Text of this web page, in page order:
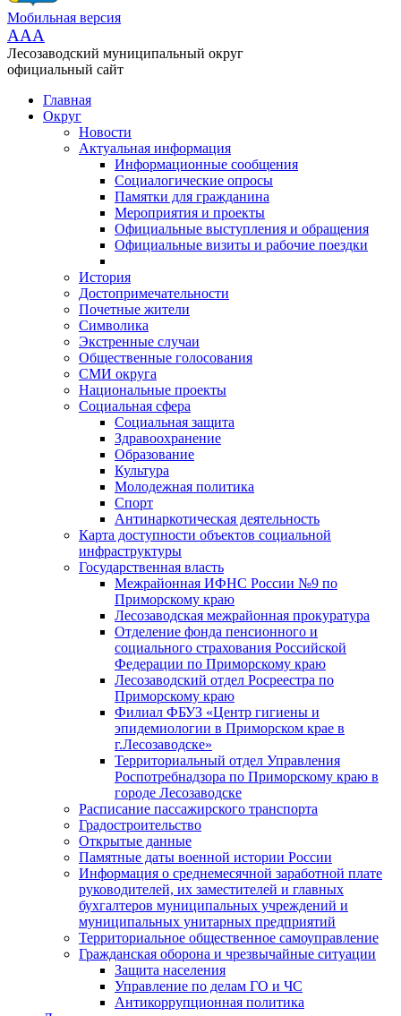
Мобильная версия
AAA
Лесозаводский муниципальный округ
официальный сайт
Главная
Округ
Новости
Актуальная информация
Информационные сообщения
Социалогические опросы
Памятки для гражданина
Мероприятия и проекты
Официальные выступления и обращения
Официальные визиты и рабочие поездки
История
Достопримечательности
Почетные жители
Символика
Экстренные случаи
Общественные голосования
СМИ округа
Национальные проекты
Социальная сфера
Социальная защита
Здравоохранение
Образование
Культура
Молодежная политика
Спорт
Антинаркотическая деятельность
Карта доступности объектов социальной
инфраструктуры
Государственная власть
Межрайонная ИФНС России №9 по
Приморскому краю
Лесозаводская межрайонная прокуратура
Отделение фонда пенсионного и
социального страхования Российской
Федерации по Приморскому краю
Лесозаводский отдел Росреестра по
Приморскому краю
Филиал ФБУЗ «Центр гигиены и
эпидемиологии в Приморском крае в
г.Лесозаводске»
Территориальный отдел Управления
Роспотребнадзора по Приморскому краю в
городе Лесозаводске
Расписание пассажирского транспорта
Градостроительство
Открытые данные
Памятные даты военной истории России
Информация о среднемесячной заработной плате
руководителей, их заместителей и главных
бухгалтеров муниципальных учреждений и
муниципальных унитарных предприятий
Территориальное общественное самоуправление
Гражданская оборона и чрезвычайные ситуации
Защита населения
Управление по делам ГО и ЧС
Антикоррупционная политика